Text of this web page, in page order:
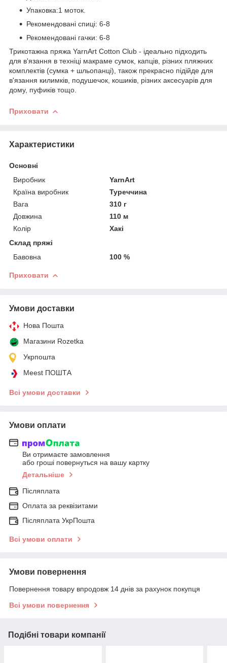
Упаковка:1 моток.
Рекомендовані спиці: 6-8
Рекомендовані гачки: 6-8
Трикотажна пряжа YarnArt Cotton Club - ідеально підходить
для в'язання в техніці макраме сумок, капців, різних пляжних
комплектів (сумка + шльопанці), також прекрасно підійде для
в'язання килимків, подушечок, кошиків, різних аксесуарів для
дому, пуфиків тощо.
Приховати
Характеристики
Основні
Виробник
YarnArt
Країна виробник
Туреччина
Вага
310 г
Довжина
110 м
Колір
Хакі
Склад пряжі
Бавовна
100 %
Приховати
Умови доставки
Нова Пошта
Магазини Rozetka
Укрпошта
Meest ПОШТА
Всі умови доставки
Умови оплати
Ви отримаєте замовлення
або гроші повернуться на вашу картку
Детальніше
Післяплата
Оплата за реквізитами
Післяплата УкрПошта
Всі умови оплати
Умови повернення
Повернення товару впродовж 14 днів за рахунок покупця
Всі умови повернення
Подібні товари компанії